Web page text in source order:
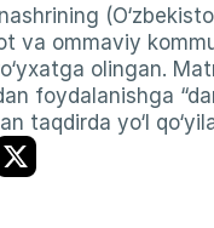
va ommaviy
olingan.
foydalanishga
taqdirda yo‘l